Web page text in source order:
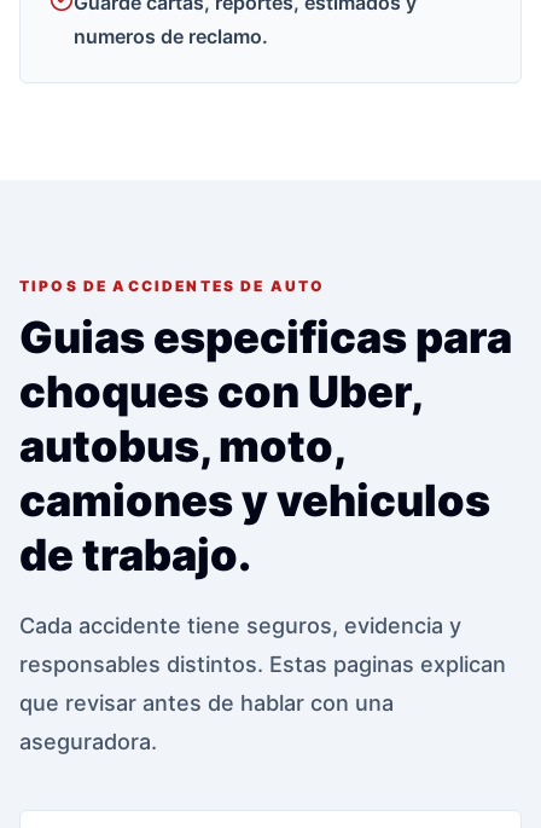
numeros de reclamo.
TIPOS DE ACCIDENTES DE AUTO
Guias especificas para
choques con Uber,
autobus, moto,
camiones y vehiculos
de trabajo.
Cada accidente tiene seguros, evidencia y
responsables distintos. Estas paginas explican
que revisar antes de hablar con una
aseguradora.